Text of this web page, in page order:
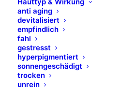
anti aging
devitalisiert
empfindlich
fahl
gestresst
hyperpigmentiert
sonnengeschädigt
trocken
unrein